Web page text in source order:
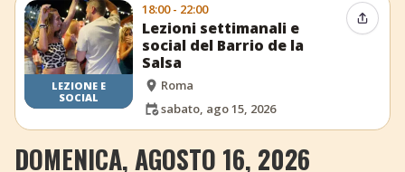
LEZIONE E
SOCIAL
18:00 - 22:00
Lezioni settimanali e
social del Barrio de la
Salsa
Roma
sabato, ago 15, 2026
DOMENICA, AGOSTO 16, 2026